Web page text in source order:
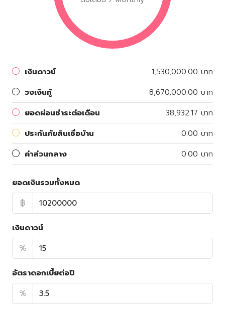
เงินดาวน์
1,530,000.00 บาท
วงเงินกู้
8,670,000.00 บาท
ยอดผ่อนชำระต่อเดือน
38,932.17 บาท
ประกันภัยสินเชื่อบ้าน
0.00 บาท
ค่าส่วนกลาง
0.00 บาท
ยอดเงินรวมทั้งหมด
฿
เงินดาวน์
%
อัตราดอกเบี้ยต่อปี
%